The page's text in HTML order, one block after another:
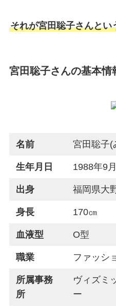
それが宮田聡子さんとい
宮田聡子さんの基本情
名前 宮田聡子(
生年月日 1988年9
出身 福岡県大
身長 170㎝
血液型 O型
職業 ファッシ
所属事務
所
ヴィズミ
ー